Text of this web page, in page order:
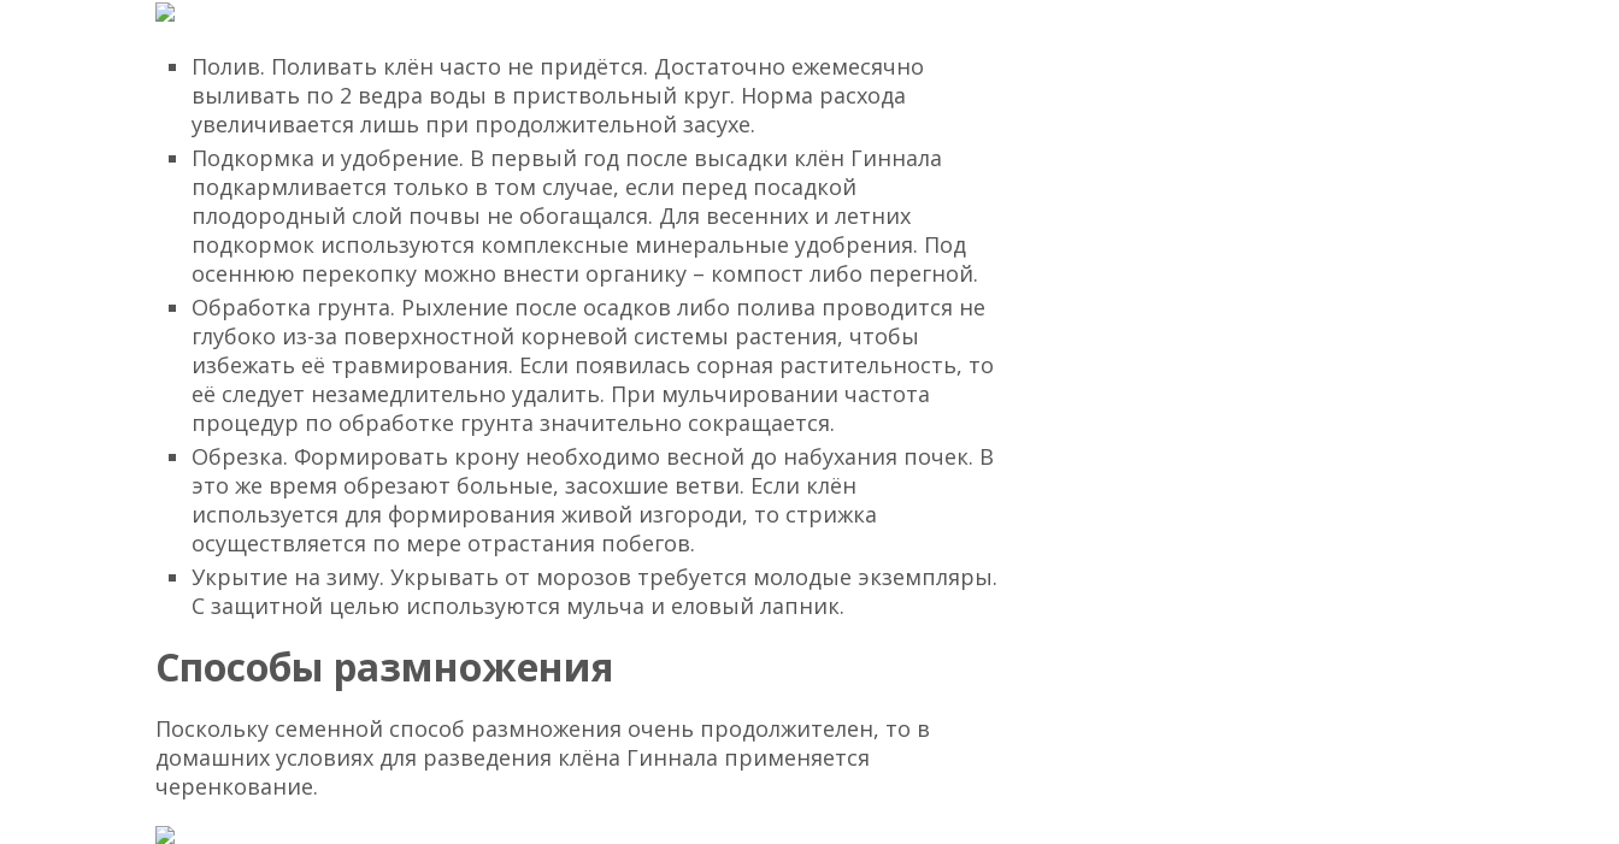
Полив. Поливать клён часто не придётся. Достаточно ежемесячно
выливать по 2 ведра воды в приствольный круг. Норма расхода
увеличивается лишь при продолжительной засухе.
Подкормка и удобрение. В первый год после высадки клён Гиннала
подкармливается только в том случае, если перед посадкой
плодородный слой почвы не обогащался. Для весенних и летних
подкормок используются комплексные минеральные удобрения. Под
осеннюю перекопку можно внести органику – компост либо перегной.
Обработка грунта. Рыхление после осадков либо полива проводится не
глубоко из-за поверхностной корневой системы растения, чтобы
избежать её травмирования. Если появилась сорная растительность, то
её следует незамедлительно удалить. При мульчировании частота
процедур по обработке грунта значительно сокращается.
Обрезка. Формировать крону необходимо весной до набухания почек. В
это же время обрезают больные, засохшие ветви. Если клён
используется для формирования живой изгороди, то стрижка
осуществляется по мере отрастания побегов.
Укрытие на зиму. Укрывать от морозов требуется молодые экземпляры.
С защитной целью используются мульча и еловый лапник.
Способы размножения
Поскольку семенной способ размножения очень продолжителен, то в
домашних условиях для разведения клёна Гиннала применяется
черенкование.